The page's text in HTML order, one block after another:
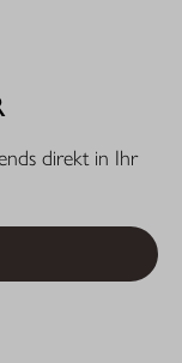
direkt in Ihr